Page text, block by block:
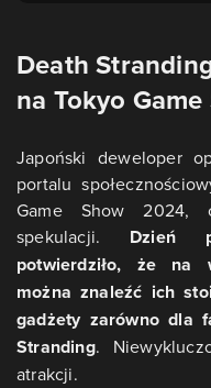
Death
na Tokyo
Japoński deweloper
portalu
Game Show 2024,
spekulacji. Dzień
potwierdziło, że na
można znaleźć ich
gadżety zarówno dla
Stranding.
atrakcji.